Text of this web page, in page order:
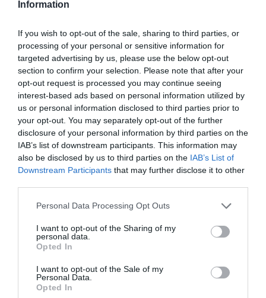
Information
If you wish to opt-out of the sale, sharing to third parties, or
processing of your personal or sensitive information for
targeted advertising by us, please use the below opt-out
section to confirm your selection. Please note that after your
opt-out request is processed you may continue seeing
interest-based ads based on personal information utilized by
us or personal information disclosed to third parties prior to
your opt-out. You may separately opt-out of the further
disclosure of your personal information by third parties on the
IAB’s list of downstream participants. This information may
also be disclosed by us to third parties on the IAB’s List of
Downstream Participants that may further disclose it to other
Please note that this website/app uses one or more Google
not limited to your visit or usage behaviour. You may click to
grant or deny consent to Google and its third-party tags to
use your data for below specified purposes in below Google
consent section.
Personal Data Processing Opt Outs
I want to opt-out of the Sharing of my
personal data.
Opted In
I want to opt-out of the Sale of my
Personal Data.
Opted In
Νέα εποχή στις αγροτικές
ενισχύσεις: Παρουσιάστηκε το
myAGRO παρουσία Μητσοτάκη
O Πρωθυπουργος Κυριάκος Μητσοτάκης
επισκέφθηκε τις εγκαταστάσεις της ΑΑΔΕ όπου
έγινε η παρουσίαση της πλατφόρμας ΜΥAGRO.
Μιλώντας για τη νέα κρατική πλατφόρμα
διαχείρισης των αγροτικών επιδοτήσεων ο
Πρωθυπουργό...
11:33 | 06 Αυγούστου 2026 Πολιτική